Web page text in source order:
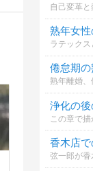
熟年女
ラテック
倦怠期
浄化の
香木店